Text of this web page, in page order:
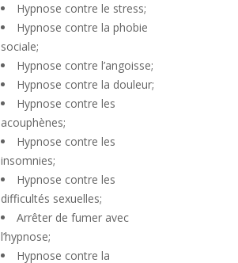
Hypnose contre le stress;
Hypnose contre la phobie
sociale;
Hypnose contre l’angoisse;
Hypnose contre la douleur;
Hypnose contre les
acouphènes;
Hypnose contre les
insomnies;
Hypnose contre les
difficultés sexuelles;
Arrêter de fumer avec
l’hypnose;
Hypnose contre la